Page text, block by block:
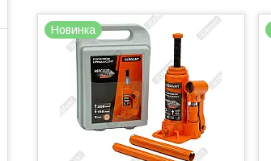
Новинка